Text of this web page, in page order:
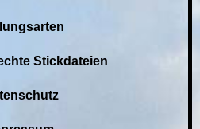
Stickdateien